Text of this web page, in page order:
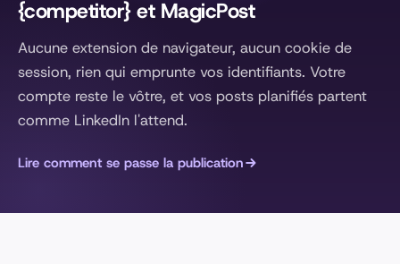
{competitor} et MagicPost
Aucune extension de navigateur, aucun cookie de
session, rien qui emprunte vos identifiants. Votre
compte reste le vôtre, et vos posts planifiés partent
comme LinkedIn l'attend.
Lire comment se passe la publication